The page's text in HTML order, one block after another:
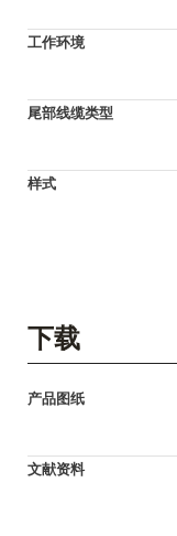
工作环境
尾部线缆类型
样式
下载
产品图纸
文献资料